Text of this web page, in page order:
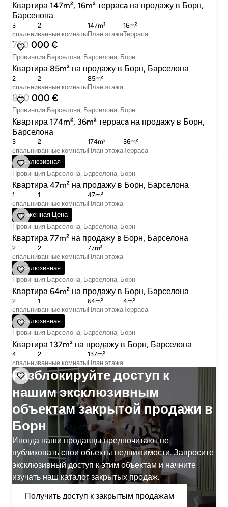
Квартира 147m², 16m² террасa на продажу в Борн,
Барселона
cпальни
3
ванные комнаты
2
План этажа
147m²
Терраса
16m²
760 000 €
Провинция Барселона, Барселона, Борн
Квартира 85m² на продажу в Борн, Барселона
cпальни
2
ванные комнаты
2
План этажа
85m²
850 000 €
Провинция Барселона, Барселона, Борн
Квартира 174m², 36m² террасa на продажу в Борн,
Барселона
cпальни
3
ванные комнаты
2
План этажа
174m²
Терраса
36m²
Эксклюзивная
365 000 €
Провинция Барселона, Барселона, Борн
Квартира 47m² на продажу в Борн, Барселона
cпальни
1
ванные комнаты
1
План этажа
47m²
Сниженная Цена
460 000 €
Провинция Барселона, Барселона, Борн
Квартира 77m² на продажу в Борн, Барселона
cпальни
2
ванные комнаты
2
План этажа
77m²
Эксклюзивная
485 000 €
Провинция Барселона, Барселона, Борн
Квартира 64m² на продажу в Борн, Барселона
cпальни
2
ванные комнаты
1
План этажа
64m²
Терраса
4m²
Эксклюзивная
895 000 €
Провинция Барселона, Барселона, Борн
Квартира 137m² на продажу в Борн, Барселона
cпальни
4
ванные комнаты
2
План этажа
137m²
Разблокируйте доступ к
нашим эксклюзивным
объектам закрытой продажи в
Борн
Иногда наши продавцы предпочитают не
публиковать свои объекты недвижимости. Запросите
эксклюзивный доступ к этим объектам и начните
изучать наш каталог закрытых продаж.
Получить доступ к закрытым продажам